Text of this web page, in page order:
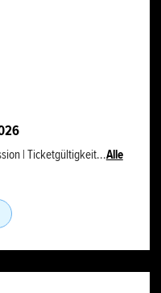
| Ticketgültigkeit...Alle